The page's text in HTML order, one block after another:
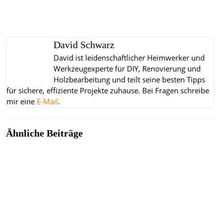
David Schwarz
David ist leidenschaftlicher Heimwerker und
Werkzeugexperte für DIY, Renovierung und
Holzbearbeitung und teilt seine besten Tipps
für sichere, effiziente Projekte zuhause. Bei Fragen schreibe
mir eine E-Mail.
Ähnliche Beiträge